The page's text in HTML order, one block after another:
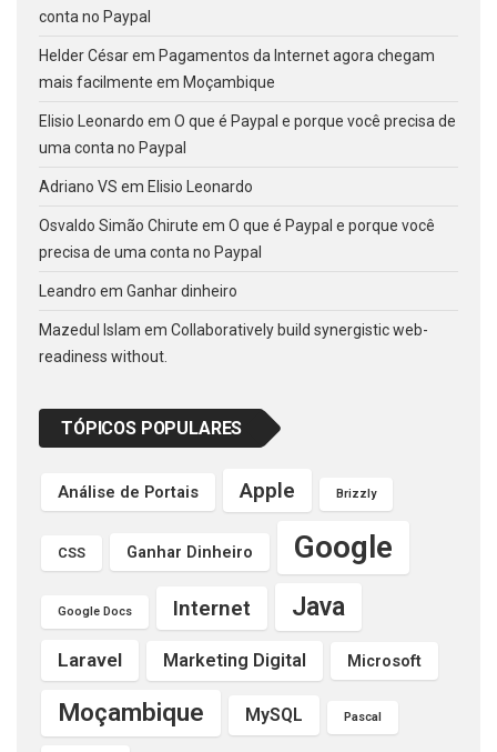
conta no Paypal
Helder Césarem Pagamentos da Internet agora chegam
mais facilmente em Moçambique
Elisio Leonardo em O que é Paypal e porque você precisa de
uma conta no Paypal
Adriano VS em Elisio Leonardo
Osvaldo Simão Chirute em O que é Paypal e porque você
precisa de uma conta no Paypal
Leandro em Ganhar dinheiro
Mazedul Islam em Collaboratively build synergistic web-
readiness without.
TÓPICOS POPULARES
Análise de Portais Apple Brizzly
CSS Ganhar Dinheiro Google
Google Docs Internet Java
Laravel Marketing Digital Microsoft
Moçambique MySQL Pascal